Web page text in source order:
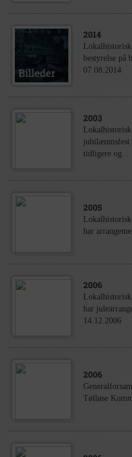
2014
bestyrelse på
07.08.2014
2003
jubilæumsfest
tidligere og...
2005
har
2006
har
14.12.2006
2006
Tølløse